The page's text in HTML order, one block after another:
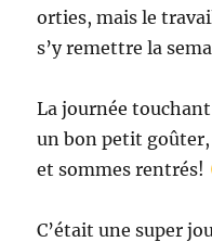
orties, mais le
s’y remettre la
La journée
un bon petit
et sommes rentrés!
C’était une super